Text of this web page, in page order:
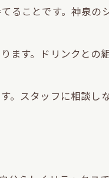
ることです。神泉の
ます。ドリンクとの
。スタッフに相談し